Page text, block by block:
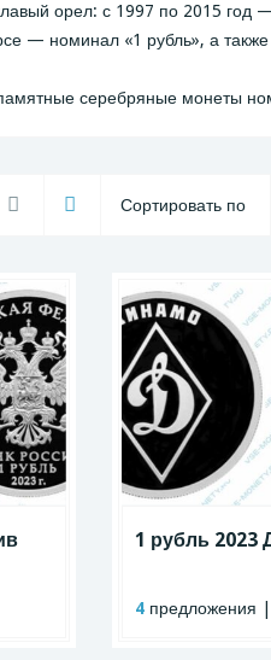
орел: с 1997 по 2015
— номинал «1 рубль», а
серебряные монеты
Сортировать по
1 рубль 2023
4предложения